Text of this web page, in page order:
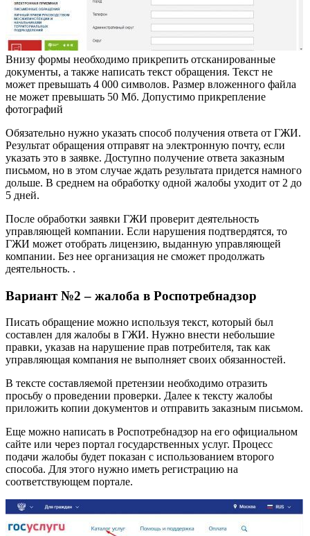
Внизу формы необходимо прикрепить отсканированные
документы, а также написать текст обращения. Текст не
может превышать 4 000 символов. Размер вложенного файла
не может превышать 50 Мб. Допустимо прикрепление
фотографий
Обязательно нужно указать способ получения ответа от ГЖИ.
Результат обращения отправят на электронную почту, если
указать это в заявке. Доступно получение ответа заказным
письмом, но в этом случае ждать результата придется намного
дольше. В среднем на обработку одной жалобы уходит от 2 до
5 дней.
После обработки заявки ГЖИ проверит деятельность
управляющей компании. Если нарушения подтвердятся, то
ГЖИ может отобрать лицензию, выданную управляющей
компании. Без нее организация не сможет продолжать
деятельность. .
Вариант №2 – жалоба в Роспотребнадзор
Писать обращение можно используя текст, который был
составлен для жалобы в ГЖИ. Нужно внести небольшие
правки, указав на нарушение прав потребителя, так как
управляющая компания не выполняет своих обязанностей.
В тексте составляемой претензии необходимо отразить
просьбу о проведении проверки. Далее к тексту жалобы
приложить копии документов и отправить заказным письмом.
Еще можно написать в Роспотребнадзор на его официальном
сайте или через портал государственных услуг. Процесс
подачи жалобы будет показан с использованием второго
способа. Для этого нужно иметь регистрацию на
соответствующем портале.